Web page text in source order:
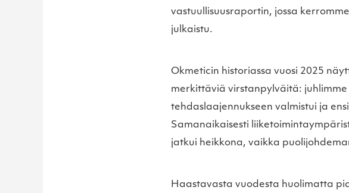
vastuullisuusraportin, jossa
julkaistu.
Okmeticin historiassa vuosi 2025
merkittäviä virstanpylväitä:
tehdaslaajennukseen valmistui ja
Samanaikaisesti
jatkui heikkona, vaikka
Haastavasta vuodesta huolimatta